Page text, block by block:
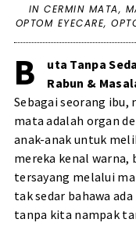
INCERMIN MATA,
OPTOM EYECARE,
B
uta Tanpa
Rabun &
Sebagai seorang ibu,
mata adalah organ
anak-anak untuk
mereka kenal warna,
tersayang melalui
tak sedar bahawa
tanpa kita nampak